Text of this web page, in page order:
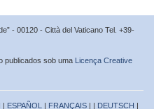
- 00120 - Città del Vaticano Tel. +39-
publicados sob uma Licença Creative
| ESPAÑOL | FRANÇAIS | | DEUTSCH |